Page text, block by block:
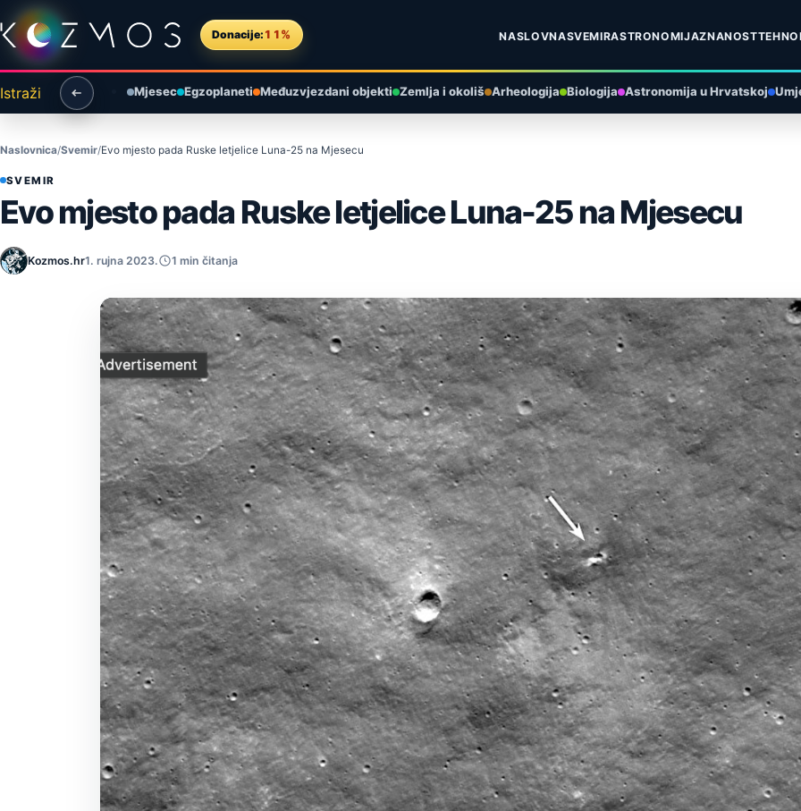
Preskoči na sadržaj
Donacije: 11% NASLOVNASVEMIRASTRONOMIJAZNANOST
Istraži Mjesec Egzoplaneti Međuzvjezdani objekti Zemlja i okoliš Arheologija Biologija Astronomija u Hrvatskoj
Naslovnica Svemir Evo mjesto pada Ruske letjelice Luna-25 na Mjesecu
SVEMIR
Evo mjesto pada Ruske letjelice Luna-25 na Mjesecu
Kozmos.hr1. rujna 2023. 1 min čitanja